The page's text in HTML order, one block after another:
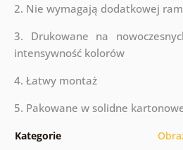
2. Nie wymagają dodatkowej
3. Drukowane na
intensywność kolorów
4. Łatwy montaż
5. Pakowane w solidne
Kategorie